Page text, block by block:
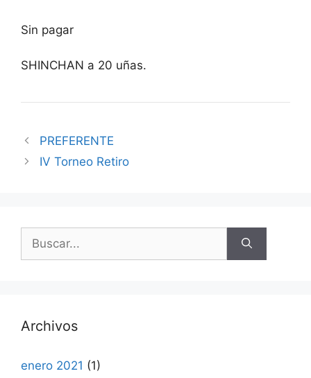
Sin pagar
SHINCHAN a 20 uñas.
PREFERENTE
IV Torneo Retiro
Archivos
enero 2021 (1)